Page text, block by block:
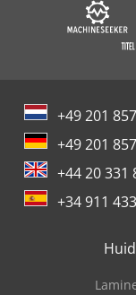
+49 201
+49 201
+44 20 331
+34 911